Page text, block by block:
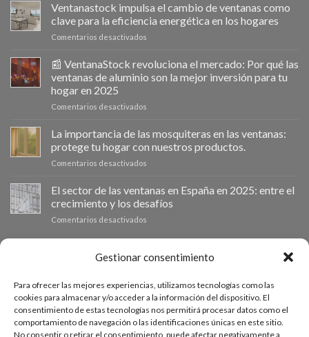
Gestionar consentimiento
Para ofrecer las mejores experiencias, utilizamos tecnologías como las
cookies para almacenar y/o acceder a la información del dispositivo. El
consentimiento de estas tecnologías nos permitirá procesar datos como el
comportamiento de navegación o las identificaciones únicas en este sitio.
No consentir o retirar el consentimiento, puede afectar negativamente a
Ventanastock impulsa el cambio de ventanas como
clave para la eficiencia energética en los hogares
Comentarios desactivados
impulsa
cambio
la
en
los
📰 VentanaStock revoluciona el mercado: Por qué las
ventanas de aluminio son la mejor inversión para tu
hogar en 2025
Comentarios desactivados
VentanaStock
revoluciona
el
qué
las
la
inversión
para
hogar
La importancia de las mosquiteras en las ventanas:
protege tu hogar con nuestros productos.
Comentarios desactivados
importancia
las
ventanas:
hogar
con
nuestros
productos.
El sector de las ventanas en España en 2025: entre el
crecimiento y los desafíos
Comentarios desactivados
de
en
España
en
2025:
PRESUPUESTO A MEDIDA
Si necesitas ventanas de otras medidas puedes solicitar un
presupuesto a medida desde nuestro formulario de solicitud
de presupuesto.